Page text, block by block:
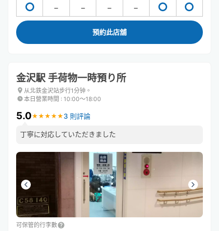
預約此店舖
金沢駅 手荷物一時預り所
从北鉄金沢站步行1分钟。
本日營業時間 : 10:00〜18:00
5.0★ ★ ★ ★ ★
★ ★ ★ ★ ★ 3 則評論
丁寧に対応していただきました
可保管的行李數